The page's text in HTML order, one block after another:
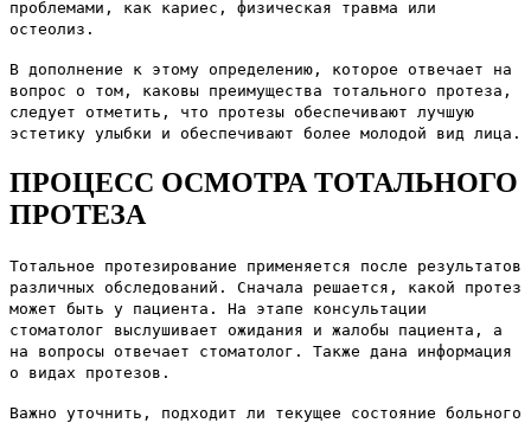
проблемами, как кариес, физическая травма или
остеолиз.
В дополнение к этому определению, которое отвечает на
вопрос о том, каковы преимущества тотального протеза,
следует отметить, что протезы обеспечивают лучшую
эстетику улыбки и обеспечивают более молодой вид лица.
ПРОЦЕСС ОСМОТРА ТОТАЛЬНОГО
ПРОТЕЗА
Тотальное протезирование применяется после результатов
различных обследований. Сначала решается, какой протез
может быть у пациента. На этапе консультации
стоматолог выслушивает ожидания и жалобы пациента, а
на вопросы отвечает стоматолог. Также дана информация
о видах протезов.
Важно уточнить, подходит ли текущее состояние больного